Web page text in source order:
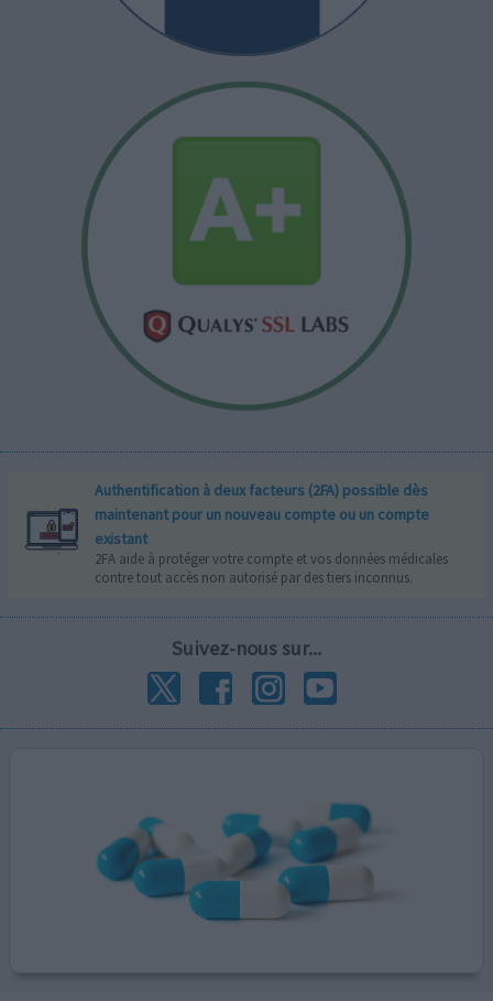
Authentification à deux facteurs (2FA) possible dès
maintenant pour un nouveau compte ou un compte
existant
2FA aide à protéger votre compte et vos données médicales
contre tout accès non autorisé par des tiers inconnus.
Suivez-nous sur...